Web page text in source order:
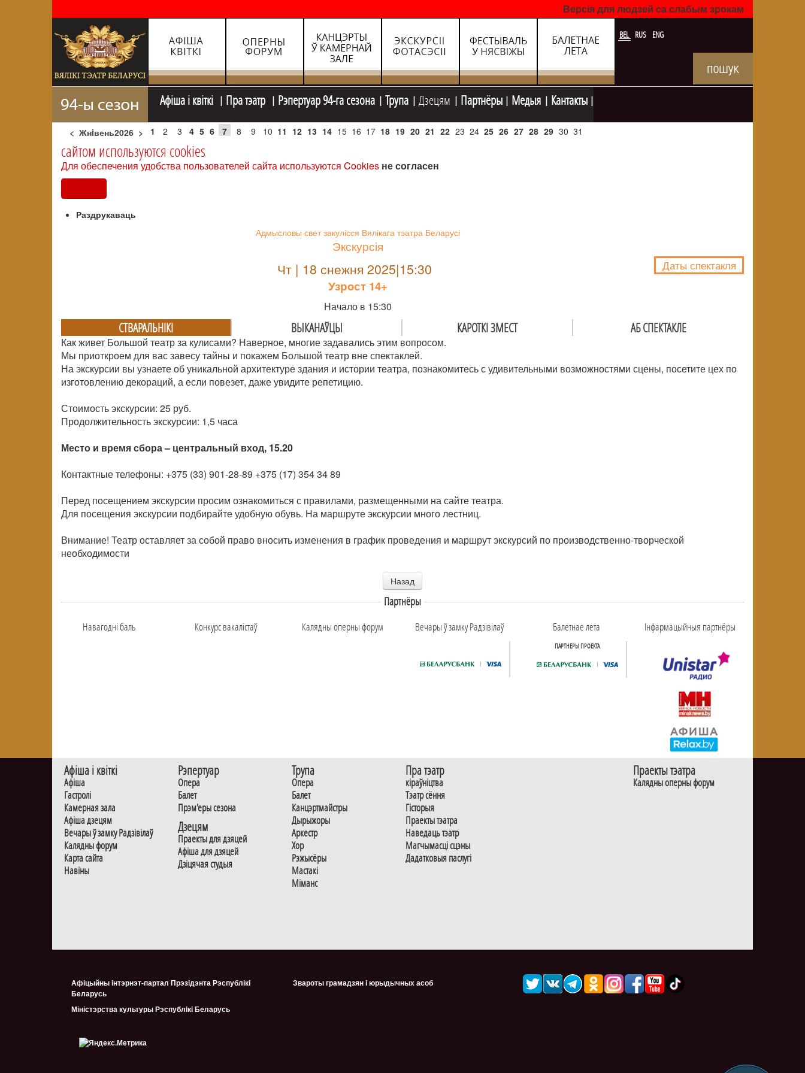
Версія для людзей са слабым зрокам
BEL RUS ENG
Афiша i квiткi Пра тэатр Рэпертуар 94-га сезона Трупа Дзецям Партнёры Медыя Кантакты
< Жнiвень2026 > 1 2 3 4 5 6 7 8 9 10 11 12 13 14 15 16 17 18 19 20 21 22 23 24 25 26 27 28 29 30 31
сайтом используются cookies
Для обеспечения удобства пользователей сайта используются Cookies не согласен
Раздрукаваць
Адмысловы свет закулісся Вялікага тэатра Беларусі
Экскурсія
Чт | 18 снежня 2025|15:30
Узрoст 14+
Начало в 15:30
Даты спектакля
СТВАРАЛЬНIКI ВЫКАНАЎЦЫ КАРОТКІ ЗМЕСТ АБ СПЕКТАКЛЕ
Как живет Большой театр за кулисами? Наверное, многие задавались этим вопросом.
Мы приоткроем для вас завесу тайны и покажем Большой театр вне спектаклей.
На экскурсии вы узнаете об уникальной архитектуре здания и истории театра, познакомитесь с удивительными возможностями сцены, посетите цех по
изготовлению декораций, а если повезет, даже увидите репетицию.
Стоимость экскурсии: 25 руб.
Продолжительность экскурсии: 1,5 часа
Место и время сбора – центральный вход, 15.20
Контактные телефоны: +375 (33) 901-28-89 +375 (17) 354 34 89
Перед посещением экскурсии просим ознакомиться с правилами, размещенными на сайте театра.
Для посещения экскурсии подбирайте удобную обувь. На маршруте экскурсии много лестниц.
Внимание! Театр оставляет за собой право вносить изменения в график проведения и маршрут экскурсий по производственно-творческой
необходимости
Назад
Партнёры
Навагоднi баль
Конкурс вакалiстаў Калядны оперны форум Вечары ў замку Радзiвiлаў Балетнае лета
ПАРТНЕРЫ ПРОЕКТА
Інфармацыйныя партнёры
Афiша i квiткi
Афiша
Гастролi
Камерная зала
Афiша дзецям
Вечары ў замку Радзiвiлаў
Калядны форум
Карта сайта
Навiны
Рэпертуар
Опера
Балет
Прэм'еры сезона
Дзецям
Праекты для дзяцей
Афiша для дзяцей
Дзiцячая студыя
Трупа
Опера
Балет
Канцэртмайстры
Дырыжоры
Аркестр
Хор
Рэжысёры
Мастакі
Мiманс
Пра тэатр
кіраўніцтва
Тэатр сёння
Гiсторыя
Праекты тэатра
Наведаць тэатр
Магчымасцi сцэны
Дадаткoвыя паслугi
Праекты тэатра
Калядны оперны форум
Афіцыйны інтэрнэт-партал Прэзідэнта Рэспублікі
Беларусь
Міністэрства культуры Рэспублiкi Беларусь
Звароты грамадзян і юрыдычных асоб